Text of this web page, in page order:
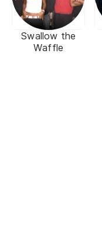
Swallow the
Waffle